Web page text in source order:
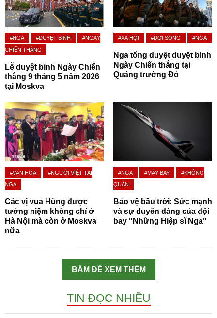
#NGA #DUYỆT BINH
#NGÀY
CHIẾN THẮNG
Lễ duyệt binh Ngày Chiến
thắng 9 tháng 5 năm 2026
tại Moskva
#XÃ HỘI #ĐỜI SỐNG #NGA
Nga tổng duyệt duyệt binh
Ngày Chiến thắng tại
Quảng trường Đỏ
#VĂN HÓA
#NGƯỜI VIỆT TẠI
NGA
Các vị vua Hùng được
tưởng niệm không chỉ ở
Hà Nội mà còn ở Moskva
nữa
#NGA #MÁY BAY
#KHÔNG
QUÂN
Bảo vệ bầu trời: Sức mạnh
và sự duyên dáng của đội
bay "Những Hiệp sĩ Nga"
BẤM ĐỂ XEM THÊM
TIN ĐỌC NHIỀU